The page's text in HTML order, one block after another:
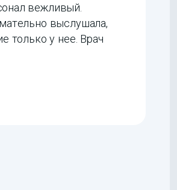
вежливый.
выслушала,
только у нее. Врач